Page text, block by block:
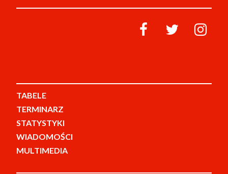
TABELE
TERMINARZ
STATYSTYKI
WIADOMOŚCI
MULTIMEDIA